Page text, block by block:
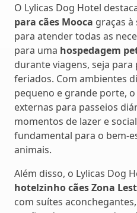
O Lylicas Dog Hotel
para cães Mooca graças
para atender todas as
para uma hospedagem
durante viagens, seja
feriados. Com ambientes
pequeno e grande porte,
externas para passeios
momentos de lazer e
fundamental para o bem-
animais.
Além disso, o Lylicas Dog
hotelzinho cães Zona
com suítes